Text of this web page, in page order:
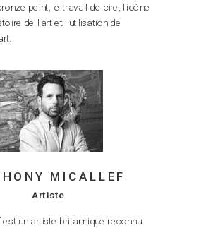
peint, le travail de cire, l'icône
de l'art et l'utilisation de
MICALLEF
Artiste
un artiste britannique reconnu